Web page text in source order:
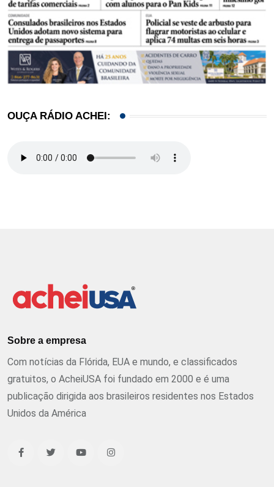
OUÇA RÁDIO ACHEI:
Sobre a empresa
Com notícias da Flórida, EUA e mundo, e classificados
gratuitos, o AcheiUSA foi fundado em 2000 e é uma
publicação dirigida aos brasileiros residentes nos Estados
Unidos da América